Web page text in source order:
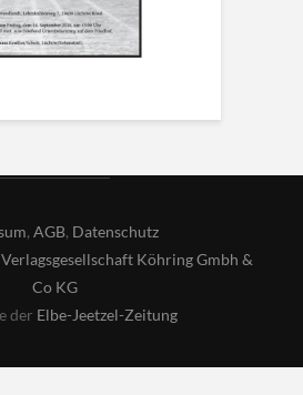
, AGB, Datenschutz
Köhring Gmbh &
Co KG
der Elbe-Jeetzel-Zeitung